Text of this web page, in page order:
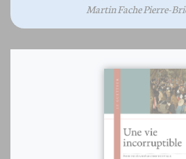
Martin Fache Pierre-